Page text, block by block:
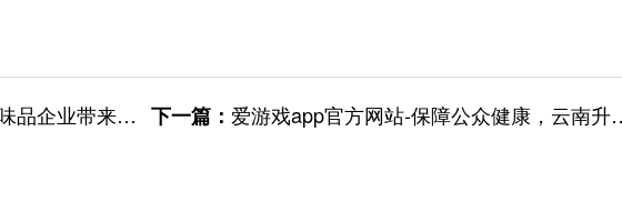
来更多发展机遇 下一篇： 爱游戏app官方网站-保障公众健康，云南升级米线等食品安全标准